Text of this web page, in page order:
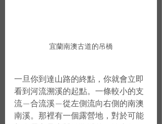
宜蘭南澳古道的吊橋
一旦你到達山路的終點，你就會立即
看到河流溯溪的起點。一條較小的支
流—合流溪—從左側流向右側的南澳
南溪。那裡有一個露營地，對於可能